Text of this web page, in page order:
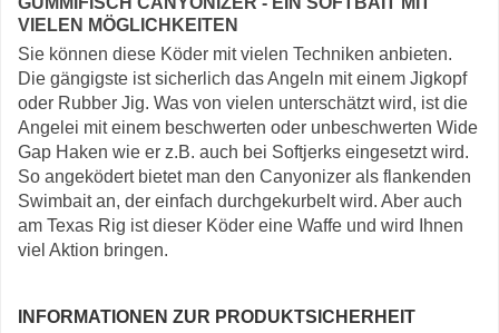
VIELEN MÖGLICHKEITEN
Sie können diese Köder mit vielen Techniken anbieten.
Die gängigste ist sicherlich das Angeln mit einem Jigkopf
oder Rubber Jig. Was von vielen unterschätzt wird, ist die
Angelei mit einem beschwerten oder unbeschwerten Wide
Gap Haken wie er z.B. auch bei Softjerks eingesetzt wird.
So angeködert bietet man den Canyonizer als flankenden
Swimbait an, der einfach durchgekurbelt wird. Aber auch
am Texas Rig ist dieser Köder eine Waffe und wird Ihnen
viel Aktion bringen.
INFORMATIONEN ZUR PRODUKTSICHERHEIT